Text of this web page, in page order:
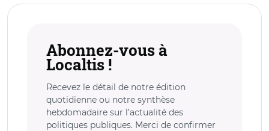
Abonnez-vous à
Localtis !
Recevez le détail de notre édition
quotidienne ou notre synthèse
hebdomadaire sur l’actualité des
politiques publiques. Merci de confirmer